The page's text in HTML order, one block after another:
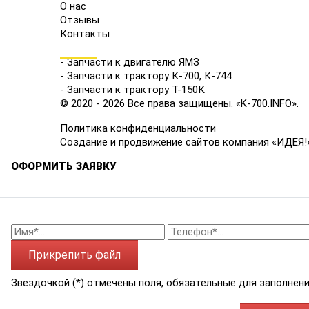
О нас
Отзывы
Контакты
- Запчасти к двигателю ЯМЗ
- Запчасти к трактору К-700, К-744
- Запчасти к трактору Т-150К
© 2020 - 2026 Все права защищены. «K-700.INFO».
Политика конфиденциальности
Создание и продвижение сайтов компания
ОФОРМИТЬ ЗАЯВКУ
Прикрепить файл
Звездочкой (*) отмечены поля, обязательные для